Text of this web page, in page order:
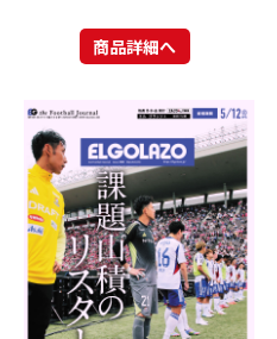
商品詳細へ